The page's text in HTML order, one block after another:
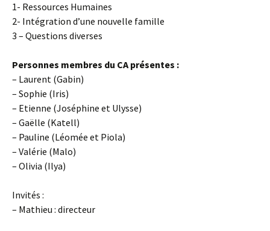
1- Ressources Humaines
2- Intégration d’une nouvelle famille
3 – Questions diverses
Personnes membres du CA présentes :
– Laurent (Gabin)
– Sophie (Iris)
– Etienne (Joséphine et Ulysse)
– Gaëlle (Katell)
– Pauline (Léomée et Piola)
– Valérie (Malo)
– Olivia (Ilya)
Invités :
– Mathieu : directeur